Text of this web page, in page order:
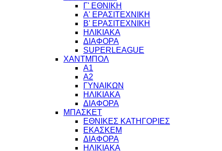
Γ' ΕΘΝΙΚΗ
Α' ΕΡΑΣΙΤΕΧΝΙΚΗ
Β' ΕΡΑΣΙΤΕΧΝΙΚΗ
ΗΛΙΚΙΑΚΑ
ΔΙΑΦΟΡΑ
SUPERLEAGUE
ΧΑΝΤΜΠΟΛ
Α1
Α2
ΓΥΝΑΙΚΩΝ
ΗΛΙΚΙΑΚΑ
ΔΙΑΦΟΡΑ
ΜΠΑΣΚΕΤ
ΕΘΝΙΚΕΣ ΚΑΤΗΓΟΡΙΕΣ
ΕΚΑΣΚΕΜ
ΔΙΑΦΟΡΑ
ΗΛΙΚΙΑΚΑ